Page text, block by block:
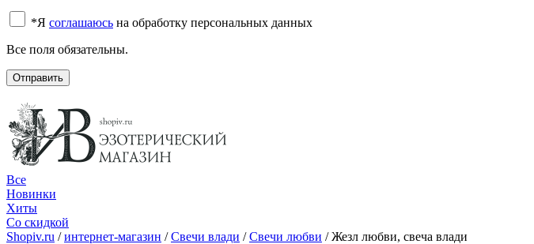
*Я соглашаюсь на обработку персональных данных
Все поля обязательны.
Отправить
Все
Новинки
Хиты
Со скидкой
Shopiv.ru /интернет-магазин /Свечи влади /Свечи любви /Жезл любви, свеча влади